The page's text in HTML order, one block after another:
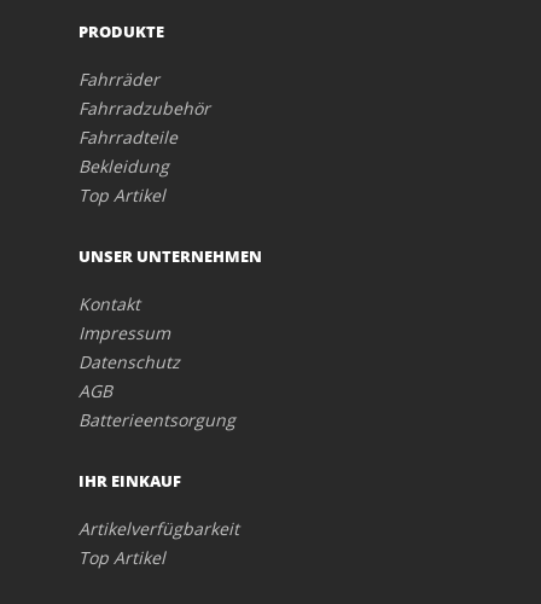
PRODUKTE
Fahrräder
Fahrradzubehör
Fahrradteile
Bekleidung
Top Artikel
UNSER UNTERNEHMEN
Kontakt
Impressum
Datenschutz
AGB
Batterieentsorgung
IHR EINKAUF
Artikelverfügbarkeit
Top Artikel